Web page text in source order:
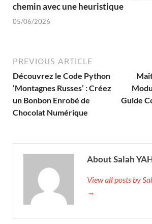
chemin avec une heuristique
05/06/2026
PREVIOUS ARTICLE
Découvrez le Code Python
‘Montagnes Russes’ : Créez
un Bonbon Enrobé de
Chocolat Numérique
Guide
About Salah
View all posts by
→